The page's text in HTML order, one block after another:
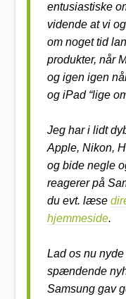
entusiastiske
vidende at vi
om noget tid
produkter, når
og igen igen
og iPad “lige
Jeg har i lidt
Apple, Nikon,
og bide negle
reagerer på
du evt. læse
hjemmeside.
Lad os nu
spændende
Samsung gav